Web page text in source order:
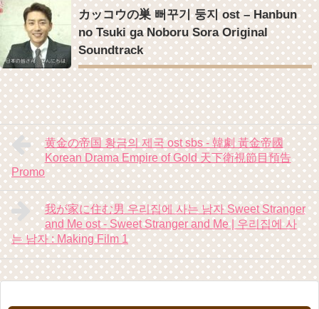
カッコウの巣 뻐꾸기 둥지 ost – Hanbun
no Tsuki ga Noboru Sora Original
Soundtrack
黄金の帝国 황금의 제국 ost sbs - 韓劇 黃金帝國
Korean Drama Empire of Gold 天下衛視節目預告
Promo
我が家に住む男 우리집에 사는 남자 Sweet Stranger
and Me ost - Sweet Stranger and Me | 우리집에 사
는 남자 : Making Film 1